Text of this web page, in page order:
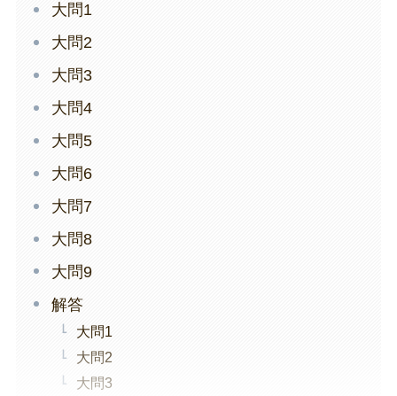
大問1
大問2
大問3
大問4
大問5
大問6
大問7
大問8
大問9
解答
大問1
大問2
大問3